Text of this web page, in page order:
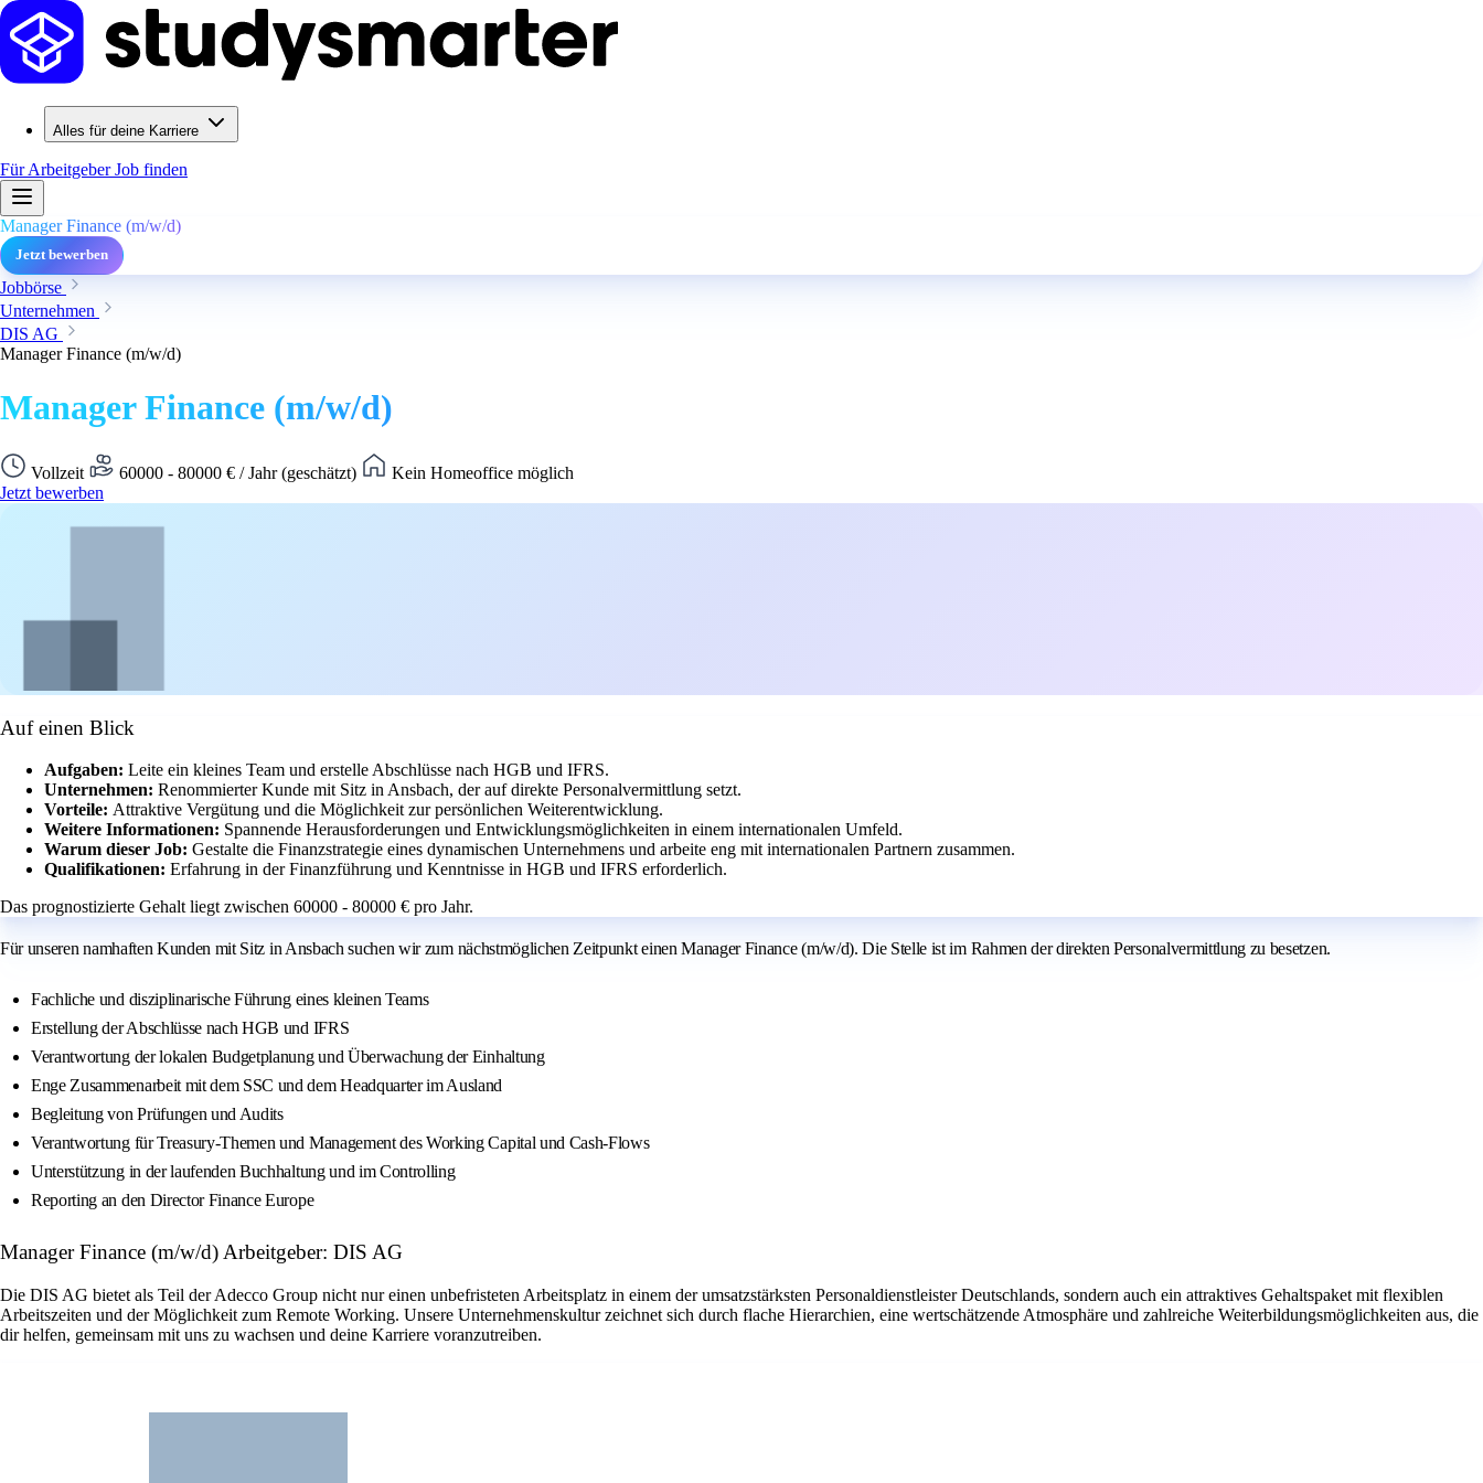
Alles für deine Karriere
Für ArbeitgeberJob finden
Manager Finance (m/w/d)
Jetzt bewerben
Jobbörse
Unternehmen
DIS AG
Manager Finance (m/w/d)
Manager Finance (m/w/d)
Vollzeit 60000 - 80000 € / Jahr (geschätzt)
Kein Homeoffice möglich
Jetzt bewerben
Auf einen Blick
Aufgaben: Leite ein kleines Team und erstelle Abschlüsse nach HGB und IFRS.
Unternehmen: Renommierter Kunde mit Sitz in Ansbach, der auf direkte Personalvermittlung setzt.
Vorteile: Attraktive Vergütung und die Möglichkeit zur persönlichen Weiterentwicklung.
Weitere Informationen: Spannende Herausforderungen und Entwicklungsmöglichkeiten in einem internationalen Umfeld.
Warum dieser Job: Gestalte die Finanzstrategie eines dynamischen Unternehmens und arbeite eng mit internationalen Partnern zusammen.
Qualifikationen: Erfahrung in der Finanzführung und Kenntnisse in HGB und IFRS erforderlich.
Das prognostizierte Gehalt liegt zwischen 60000 - 80000 € pro Jahr.
Für unseren namhaften Kunden mit Sitz in Ansbach suchen wir zum nächstmöglichen Zeitpunkt einen Manager Finance (m/w/d). Die Stelle ist im Rahmen der direkten Personalvermittlung zu besetzen.
Fachliche und disziplinarische Führung eines kleinen Teams
Erstellung der Abschlüsse nach HGB und IFRS
Verantwortung der lokalen Budgetplanung und Überwachung der Einhaltung
Enge Zusammenarbeit mit dem SSC und dem Headquarter im Ausland
Begleitung von Prüfungen und Audits
Verantwortung für Treasury-Themen und Management des Working Capital und Cash-Flows
Unterstützung in der laufenden Buchhaltung und im Controlling
Reporting an den Director Finance Europe
Manager Finance (m/w/d) Arbeitgeber: DIS AG
Die DIS AG bietet als Teil der Adecco Group nicht nur einen unbefristeten Arbeitsplatz in einem der umsatzstärksten Personaldienstleister Deutschlands, sondern auch ein attraktives Gehaltspaket mit flexiblen
Arbeitszeiten und der Möglichkeit zum Remote Working. Unsere Unternehmenskultur zeichnet sich durch flache Hierarchien, eine wertschätzende Atmosphäre und zahlreiche Weiterbildungsmöglichkeiten aus, die
dir helfen, gemeinsam mit uns zu wachsen und deine Karriere voranzutreiben.